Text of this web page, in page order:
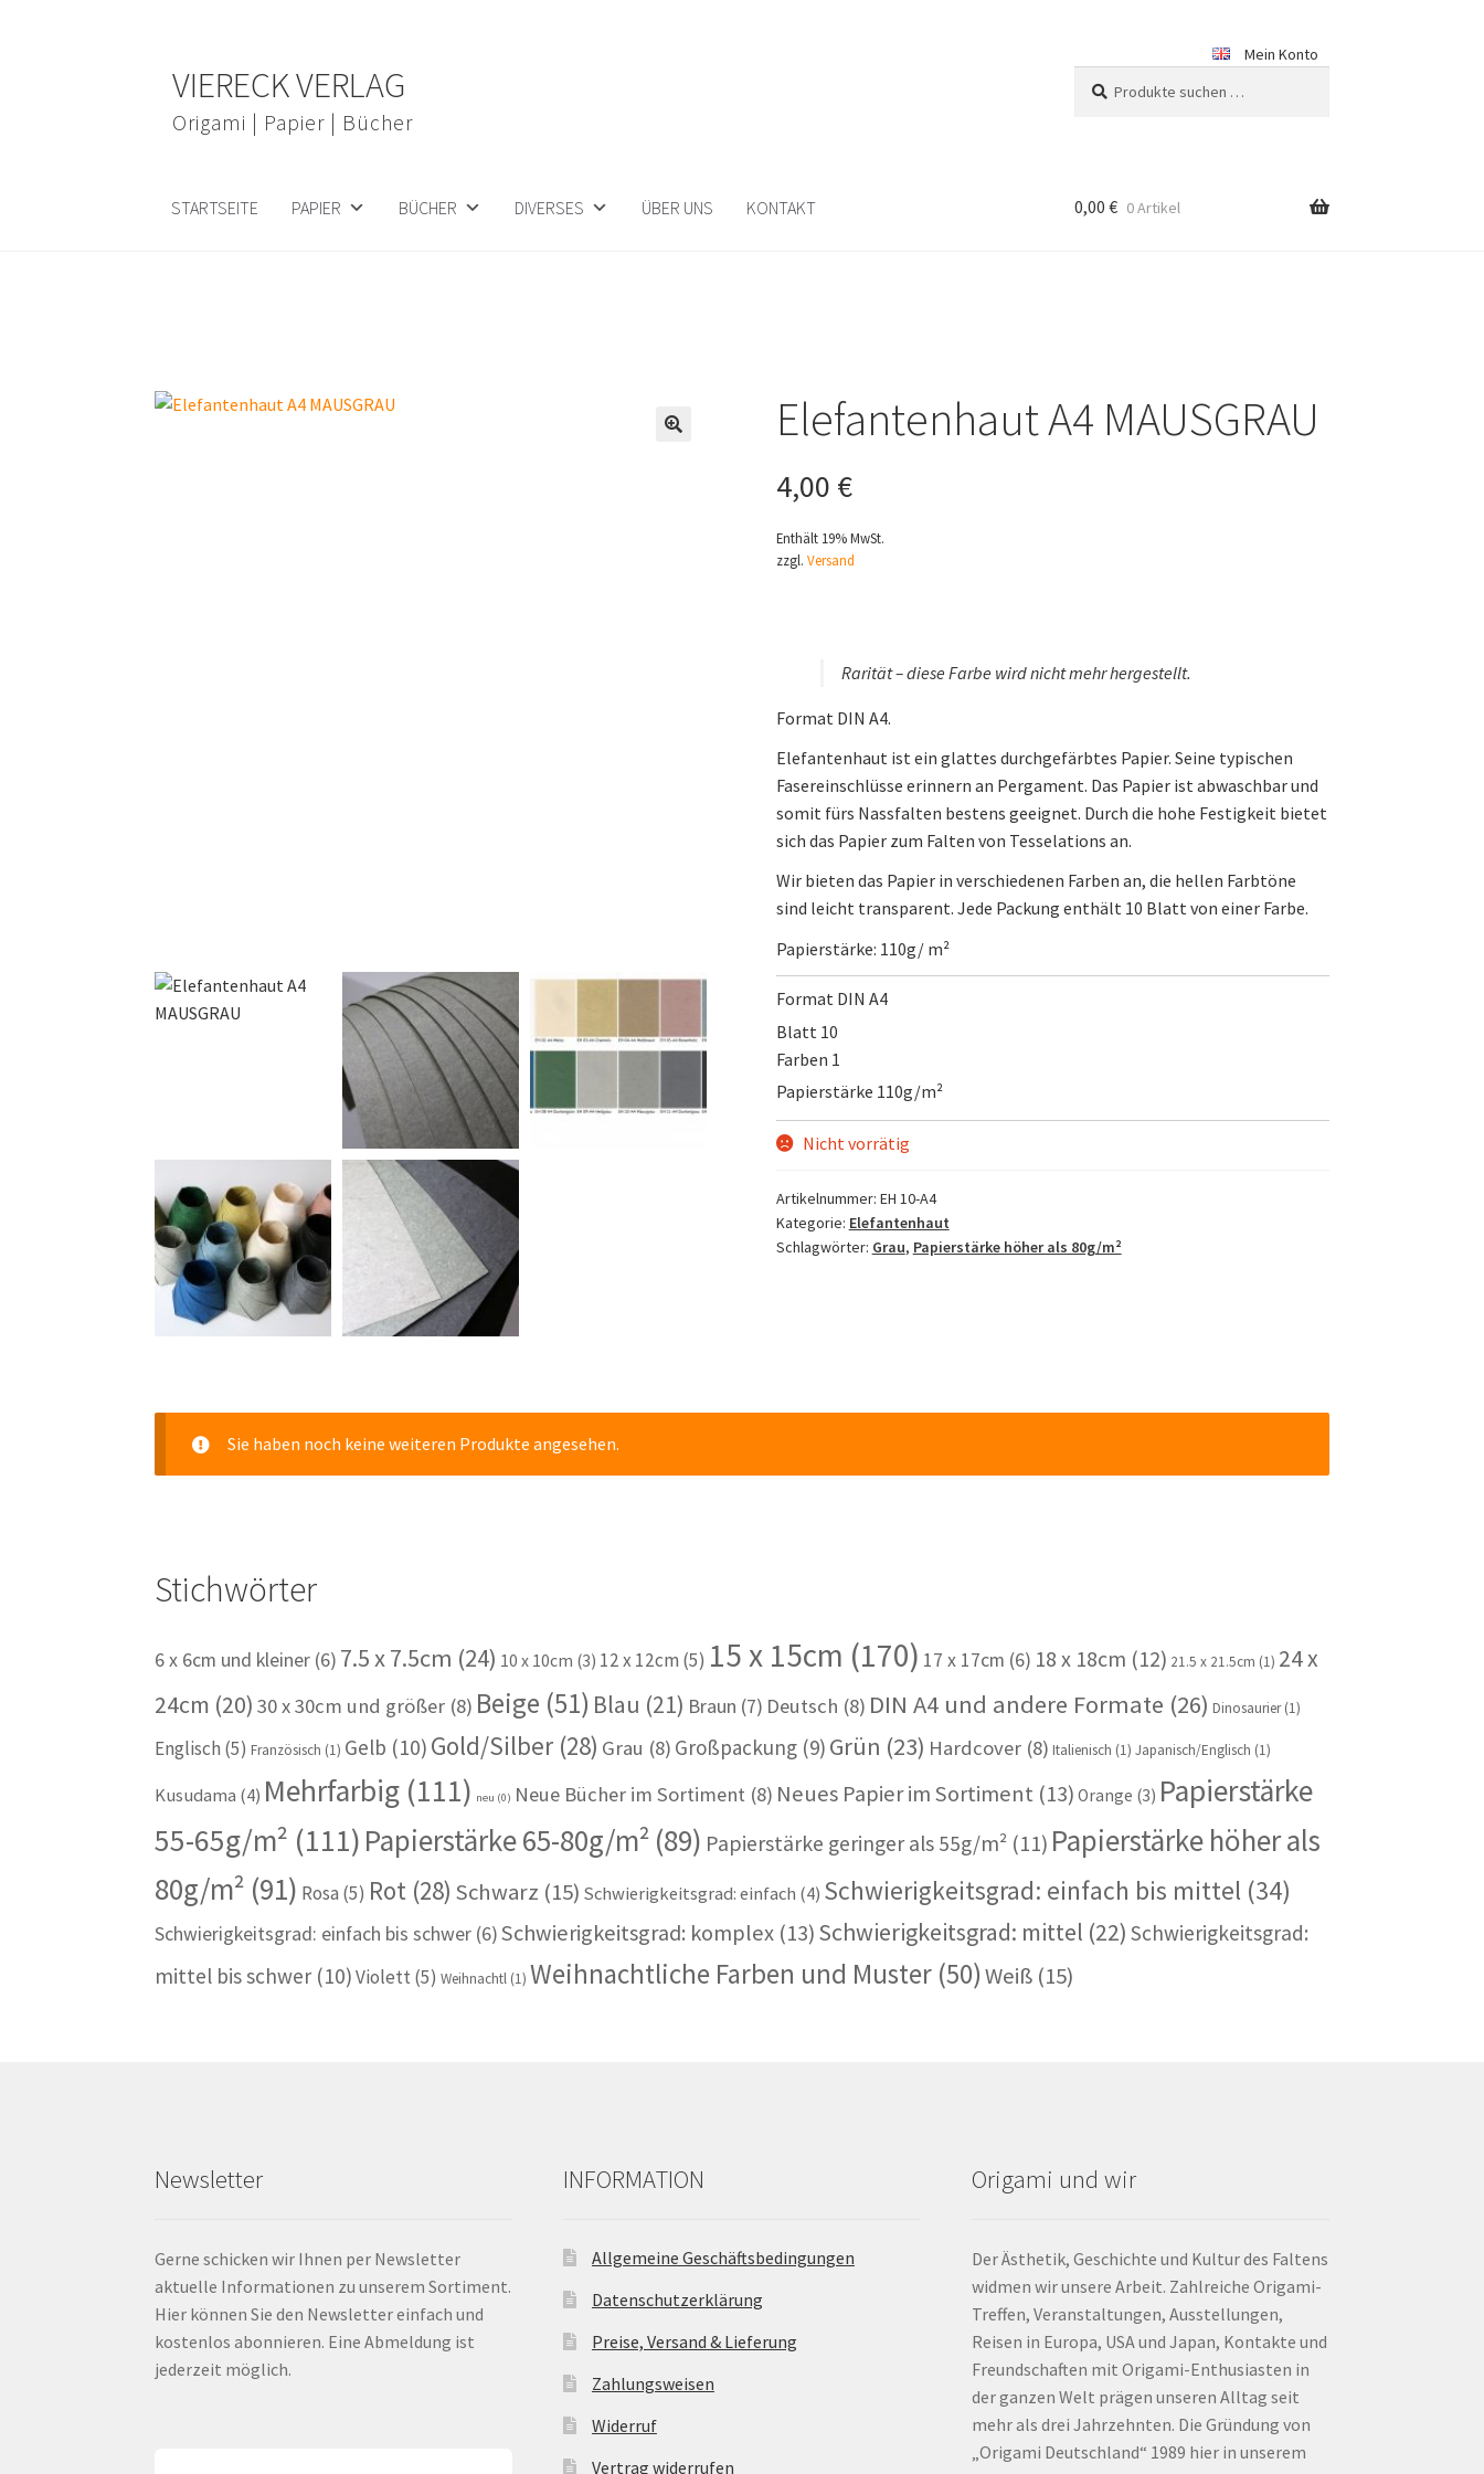
Navigation
springen
Inhalt
springen
VIERECK VERLAG
Origami | Papier | Bücher
Mein Konto
nach:
STARTSEITE PAPIER BÜCHER DIVERSES ÜBER UNS KONTAKT 0,00 € 0 Artikel
Elefantenhaut A4 MAUSGRAU
4,00 €
Enthält 19% MwSt.
zzgl. Versand
Rarität – diese Farbe wird nicht mehr hergestellt.
Format DIN A4.
Elefantenhaut ist ein glattes durchgefärbtes Papier. Seine typischen
Fasereinschlüsse erinnern an Pergament. Das Papier ist abwaschbar und
somit fürs Nassfalten bestens geeignet. Durch die hohe Festigkeit bietet
sich das Papier zum Falten von Tesselations an.
Wir bieten das Papier in verschiedenen Farben an, die hellen Farbtöne
sind leicht transparent. Jede Packung enthält 10 Blatt von einer Farbe.
Papierstärke: 110g/ m²
Format DIN A4
Blatt 10
Farben 1
Papierstärke 110g/m²
Nicht vorrätig
Artikelnummer: EH 10-A4
Kategorie: Elefantenhaut
Schlagwörter: Grau, Papierstärke höher als 80g/m²
Sie haben noch keine weiteren Produkte angesehen.
Stichwörter
6 x 6cm und kleiner (6) 7.5 x 7.5cm (24) 10 x 10cm (3) 12 x 12cm (5) 15 x 15cm (170) 17 x 17cm (6) 18 x 18cm (12) 21.5 x 21.5cm (1) 24 x
24cm (20) 30 x 30cm und größer (8) Beige (51) Blau (21) Braun (7) Deutsch (8) DIN A4 und andere Formate (26) Dinosaurier(1)
Englisch (5) Französisch (1) Gelb (10) Gold/Silber (28) Grau (8) Großpackung (9) Grün (23) Hardcover (8) Italienisch (1) Japanisch/Englisch (1)
Kusudama (4) Mehrfarbig (111) neu (0) Neue Bücher im Sortiment (8) Neues Papier im Sortiment (13) Orange (3) Papierstärke
55-65g/m² (111) Papierstärke 65-80g/m² (89) Papierstärke geringer als 55g/m² (11) Papierstärke höher als
80g/m² (91) Rosa (5) Rot (28) Schwarz (15) Schwierigkeitsgrad: einfach (4) Schwierigkeitsgrad: einfach bis mittel (34)
Schwierigkeitsgrad: einfach bis schwer (6)Schwierigkeitsgrad: komplex (13)Schwierigkeitsgrad: mittel (22) Schwierigkeitsgrad:
mittel bis schwer (10)Violett (5) Weihnachtl (1) Weihnachtliche Farben und Muster (50)Weiß (15)
Newsletter
Gerne schicken wir Ihnen per Newsletter
aktuelle Informationen zu unserem Sortiment.
Hier können Sie den Newsletter einfach und
kostenlos abonnieren. Eine Abmeldung ist
jederzeit möglich.
INFORMATION
Allgemeine Geschäftsbedingungen
Datenschutzerklärung
Preise, Versand & Lieferung
Zahlungsweisen
Widerruf
Vertrag widerrufen
Origami und wir
Der Ästhetik, Geschichte und Kultur des Faltens
widmen wir unsere Arbeit. Zahlreiche Origami-
Treffen, Veranstaltungen, Ausstellungen,
Reisen in Europa, USA und Japan, Kontakte und
Freundschaften mit Origami-Enthusiasten in
der ganzen Welt prägen unseren Alltag seit
mehr als drei Jahrzehnten. Die Gründung von
„Origami Deutschland“ 1989 hier in unserem